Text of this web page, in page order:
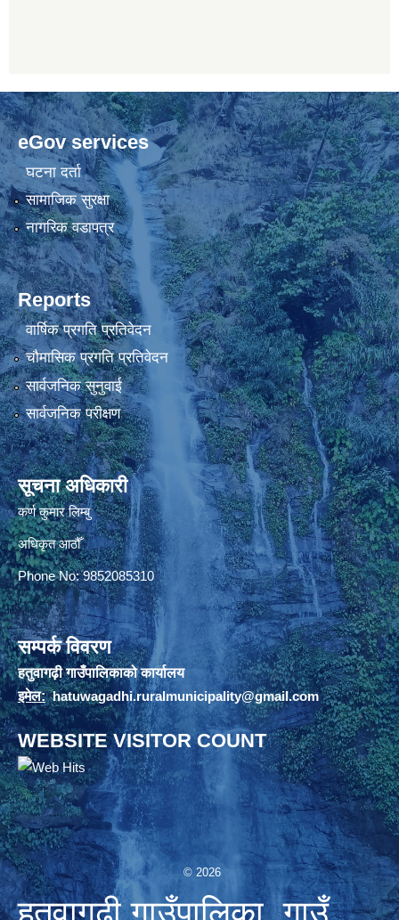
eGov services
घटना दर्ता
सामाजिक सुरक्षा
नागरिक वडापत्र
Reports
वार्षिक प्रगति प्रतिवेदन
चौमासिक प्रगति प्रतिवेदन
सार्वजनिक सुनुवाई
सार्वजनिक परीक्षण
सूचना अधिकारी
कर्ण कुमार लिम्बु
अधिकृत आठौँ
Phone No: 9852085310
सम्पर्क विवरण
हतुवागढ़ी गाउँपालिकाको कार्यालय
इमेल: hatuwagadhi.ruralmunicipality@gmail.com
WEBSITE VISITOR COUNT
© 2026